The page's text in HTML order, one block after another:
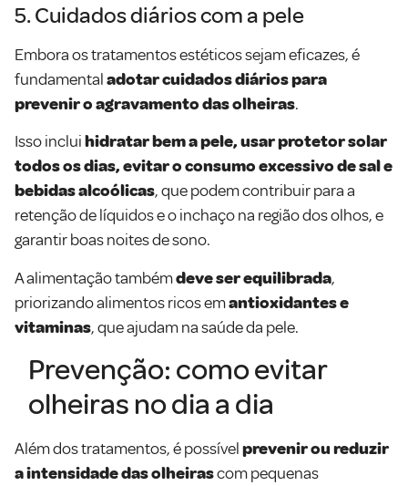
5. Cuidados diários com a pele
Embora os tratamentos estéticos sejam eficazes, é
fundamentaladotar cuidados diários para
prevenir o agravamento das olheiras.
Isso incluihidratar bem a pele, usar protetor solar
todos os dias, evitar o consumo excessivo de sal e
bebidas alcoólicas, que podem contribuir para a
retenção de líquidos e o inchaço na região dos olhos, e
garantir boas noites de sono.
A alimentação tambémdeve ser equilibrada,
priorizando alimentos ricos emantioxidantes e
vitaminas, que ajudam na saúde da pele.
Prevenção: como evitar
olheiras no dia a dia
Além dos tratamentos, é possívelprevenir ou reduzir
a intensidade das olheirascom pequenas